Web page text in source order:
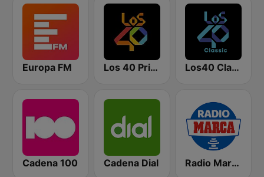
Europa FM Los 40 Principales Los40 Classic
Cadena 100 Cadena Dial Radio Marca Nacional